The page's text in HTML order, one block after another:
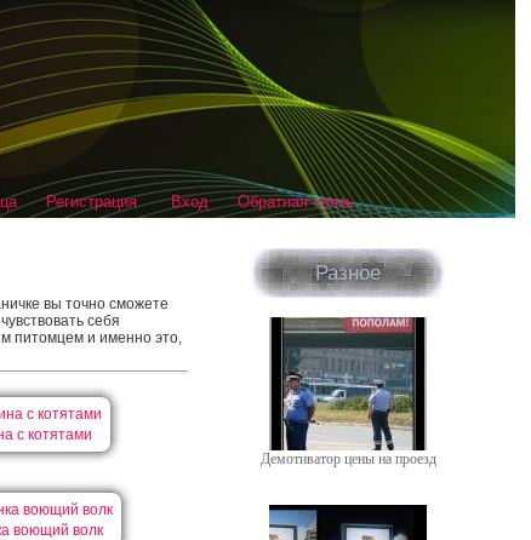
Регистрация Вход Обратная связь
вы точно сможете
себя
питомцем и именно это,
с котятами
воющий волк
Разное
Демотиватор цены на проезд